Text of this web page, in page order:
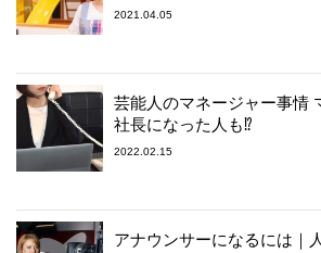
2021.04.05
芸能人のマネージャー事情
社長になった人も⁉︎
2022.02.15
アナウンサーになるには｜